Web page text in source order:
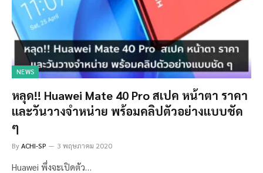
NEWS
หลุด!! Huawei Mate 40 Pro สเปค หน้าตา ราคา
และวันวางจำหน่าย พร้อมคลิปตัวอย่างแบบชัด
ๆ
ByACHI-SP 3 พฤษภาคม 2020
Huawei พึ่งจะเปิดตัว…